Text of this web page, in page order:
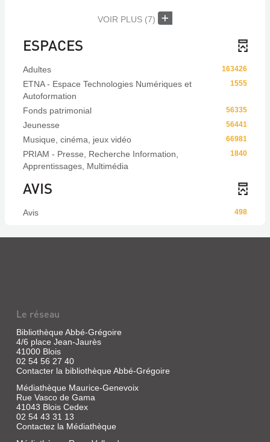
VOIR PLUS (7)
ESPACES
163426
Adultes
1555
ETNA - Espace Technologies Numériques et
Autoformation
56335
Fonds patrimonial
56441
Jeunesse
66981
Musique, cinéma, jeux vidéo
1840
PRIAM - Presse, Recherche Information,
Apprentissages, Multimédia
AVIS
498
Avis
Le réseau
Bibliothèque Abbé-Grégoire
4/6 place Jean-Jaurès
41000 Blois
02 54 56 27 40
Contacter la bibliothèque Abbé-Grégoire
Médiathèque Maurice-Genevoix
Rue Vasco de Gama
41043 Blois Cedex
02 54 43 31 13
Contactez la Médiathèque